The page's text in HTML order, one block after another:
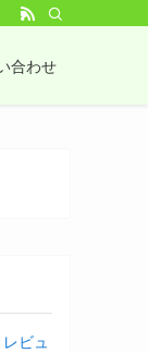
合わせ
ビュ